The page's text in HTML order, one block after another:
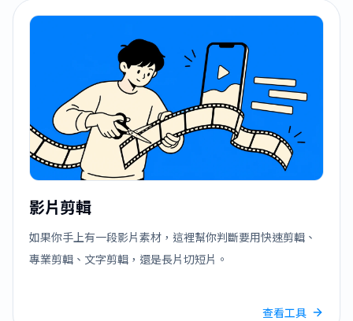
影片剪輯
如果你手上有一段影片素材，這裡幫你判斷要用快速剪輯、
專業剪輯、文字剪輯，還是長片切短片。
查看工具